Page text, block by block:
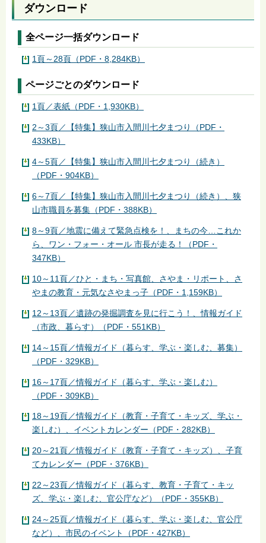
ダウンロード
全ページ一括ダウンロード
1頁～28頁（PDF・8,284KB）
ページごとのダウンロード
1頁／表紙（PDF・1,930KB）
2～3頁／【特集】狭山市入間川七夕まつり（PDF・
433KB）
4～5頁／【特集】狭山市入間川七夕まつり（続き）
（PDF・904KB）
6～7頁／【特集】狭山市入間川七夕まつり（続き）、狭
山市職員を募集（PDF・388KB）
8～9頁／地震に備えて緊急点検を！、まちの今…これか
ら、ワン・フォー・オール 市長が走る！（PDF・
347KB）
10～11頁／ひと・まち・写真館、さやま・リポート、さ
やまの教育・元気なさやまっ子（PDF・1,159KB）
12～13頁／遺跡の発掘調査を見に行こう！、情報ガイド
（市政、暮らす）（PDF・551KB）
14～15頁／情報ガイド（暮らす、学ぶ・楽しむ、募集）
（PDF・329KB）
16～17頁／情報ガイド（暮らす、学ぶ・楽しむ）
（PDF・309KB）
18～19頁／情報ガイド（教育・子育て・キッズ、学ぶ・
楽しむ）、イベントカレンダー（PDF・282KB）
20～21頁／情報ガイド（教育・子育て・キッズ）、子育
てカレンダー（PDF・376KB）
22～23頁／情報ガイド（暮らす、教育・子育て・キッ
ズ、学ぶ・楽しむ、官公庁など）（PDF・355KB）
24～25頁／情報ガイド（暮らす、学ぶ・楽しむ、官公庁
など）、市民のイベント（PDF・427KB）